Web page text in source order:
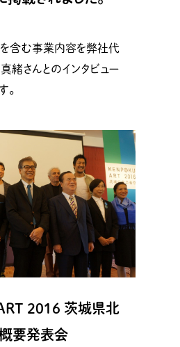
含む事業内容を弊社代
緒さんとのインタビュー
。
2016 茨城県北
要発表会